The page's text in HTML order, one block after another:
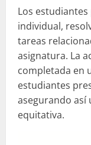
Los
individual,
tareas
asignatura. La
completada en
estudiantes
asegurando así
equitativa.